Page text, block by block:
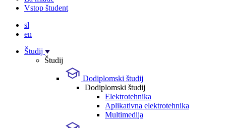
Vstop študent
sl
en
Študij
Študij
Dodiplomski študij
Dodiplomski študij
Elektrotehnika
Aplikativna elektrotehnika
Multimedija